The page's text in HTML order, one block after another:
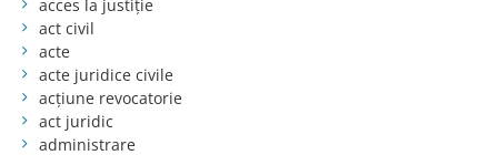
acces la justiție
act civil
acte
acte juridice civile
acțiune revocatorie
act juridic
administrare